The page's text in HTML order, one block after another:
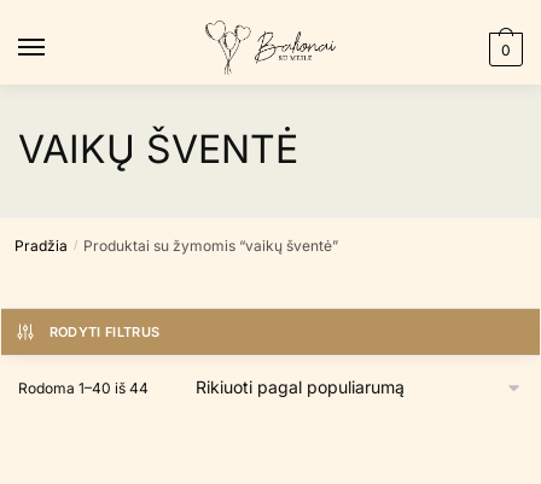
0
VAIKŲ ŠVENTĖ
Pradžia / Produktai su žymomis “vaikų šventė”
RODYTI FILTRUS
Rodoma 1–40 iš 44 Rūšiuojama